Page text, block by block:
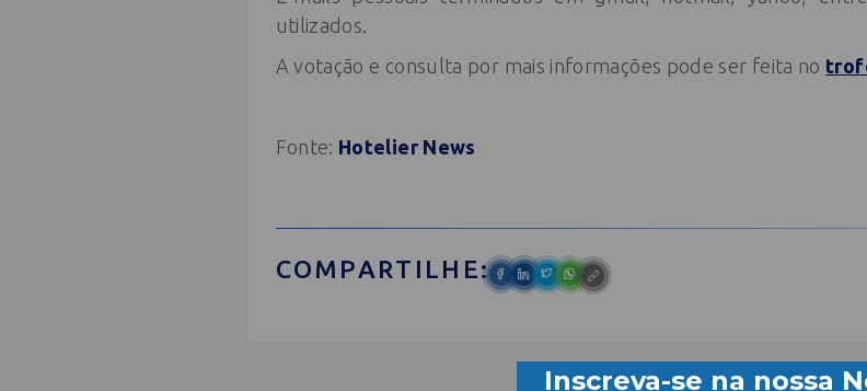
utilizados.
A votação e consulta por mais informações pode ser feita no
Fonte: Hotelier News
COMPARTILHE: